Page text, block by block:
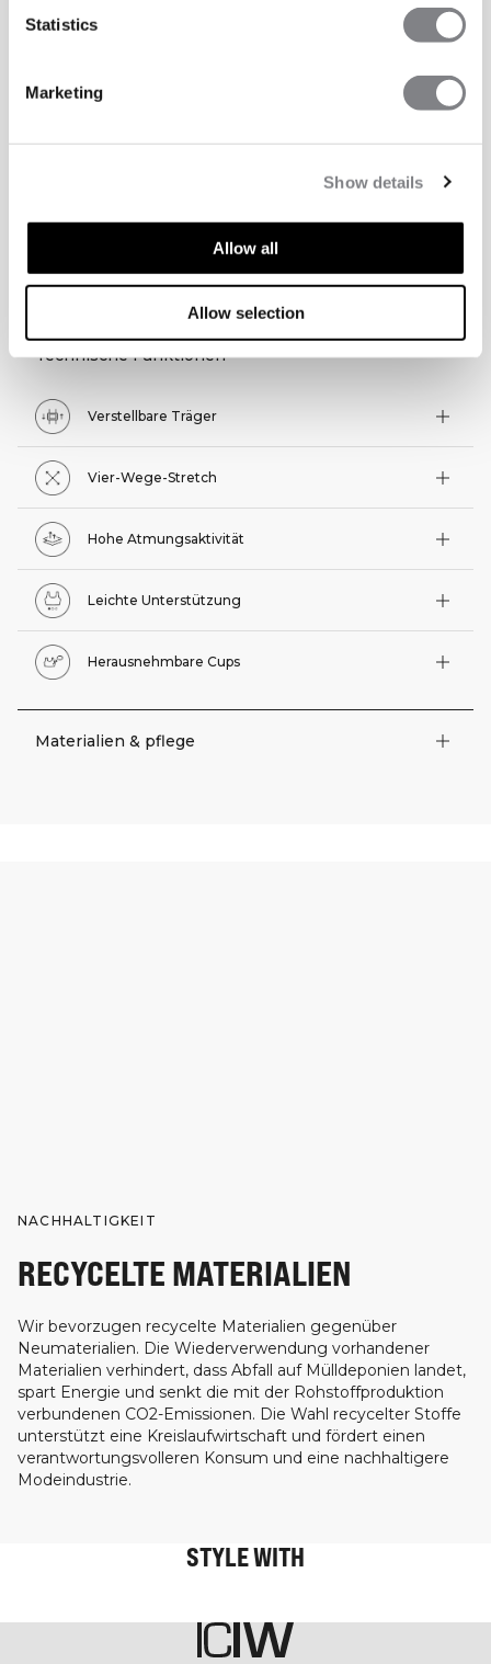
Statistics
Marketing
Show details
Allow all
Allow selection
TECHNISCHE ASPEKTE
Technische Funktionen
Verstellbare Träger
Vier-Wege-Stretch
Hohe Atmungsaktivität
Leichte Unterstützung
Herausnehmbare Cups
Materialien & pflege
NACHHALTIGKEIT
RECYCELTE MATERIALIEN
Wir bevorzugen recycelte Materialien gegenüber
Neumaterialien. Die Wiederverwendung vorhandener
Materialien verhindert, dass Abfall auf Mülldeponien landet,
spart Energie und senkt die mit der Rohstoffproduktion
verbundenen CO2-Emissionen. Die Wahl recycelter Stoffe
unterstützt eine Kreislaufwirtschaft und fördert einen
verantwortungsvolleren Konsum und eine nachhaltigere
Modeindustrie.
STYLE WITH